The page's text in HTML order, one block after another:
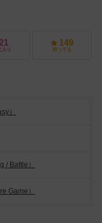
入り
149
持ってる
）
/ Battle）
Game）